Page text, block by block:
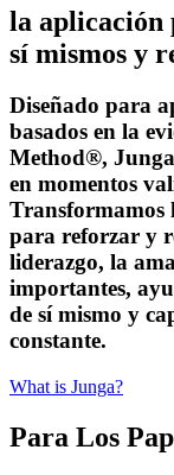
la aplicación
sí mismos y
Diseñado para
basados en la
Method®,
en momentos
Transformamos
para reforzar y
liderazgo, la
importantes,
de sí mismo y
constante.
What is Junga?
Para Los